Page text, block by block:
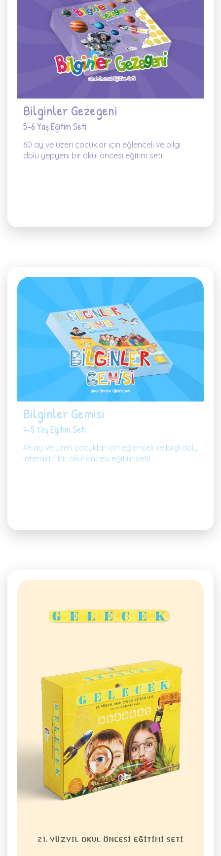
Bilginler Gezegeni
5-6 Yaş Eğitim Seti
60 ay ve üzeri çocuklar ıçin eğlenceli ve bilgi
dolu yepyeni bir okul öncesi eğitim seti!
Bilginler Gemisi
4-5 Yaş Eğitim Seti
48 ay ve üzeri çocuklar için eğlenceli ve bilgi dolu
interaktif bir okul öncesi eğitim seti!